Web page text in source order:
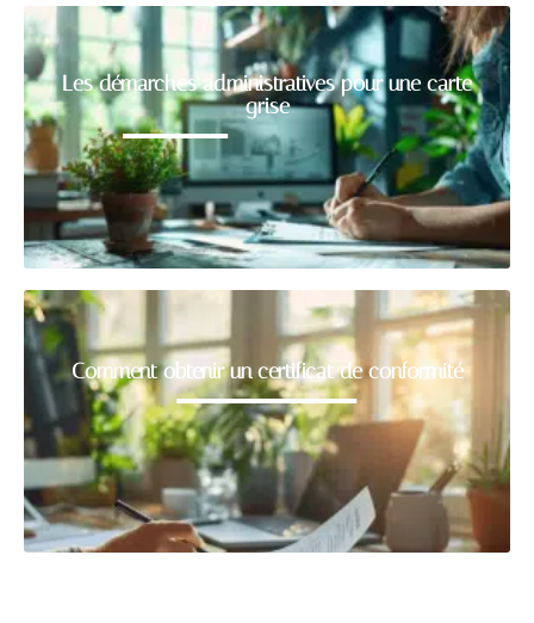
Les démarches administratives pour une carte
grise
Comment obtenir un certificat de conformité